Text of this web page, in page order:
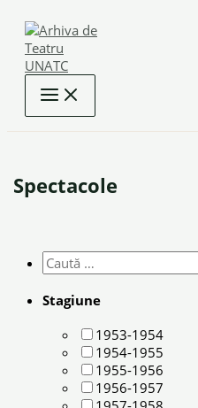
content
Spectacole
Stagiune
1953-1954
1954-1955
1955-1956
1956-1957